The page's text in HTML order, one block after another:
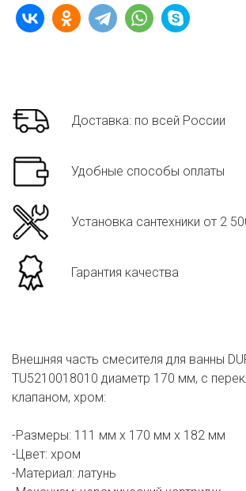
Доставка: по всей России
Удобные способы оплаты
Установка сантехники от 2
Гарантия качества
Внешняя часть смесителя для ванны
TU5210018010 диаметр 170 мм, с
клапаном, хром:
-Размеры: 111 мм х 170 мм х 182 мм
-Цвет: хром
-Материал: латунь